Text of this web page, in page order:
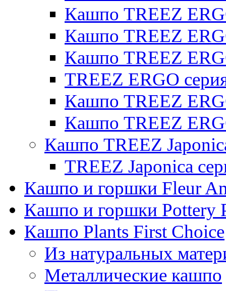
Кашпо TREEZ
Кашпо TREEZ
Кашпо TREEZ
TREEZ ERGO
Кашпо TREEZ
Кашпо TREEZ
Кашпо TREEZ
TREEZ Japonica
Кашпо и горшки Fleur
Кашпо и горшки Pottery
Кашпо Plants First Choice
Из натуральных
Металлические кашпо